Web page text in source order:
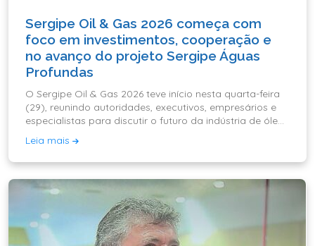
Sergipe Oil & Gas 2026 começa com
foco em investimentos, cooperação e
no avanço do projeto Sergipe Águas
Profundas
O Sergipe Oil & Gas 2026 teve início nesta quarta-feira
(29), reunindo autoridades, executivos, empresários e
especialistas para discutir o futuro da indústria de óleo,
Leia mais